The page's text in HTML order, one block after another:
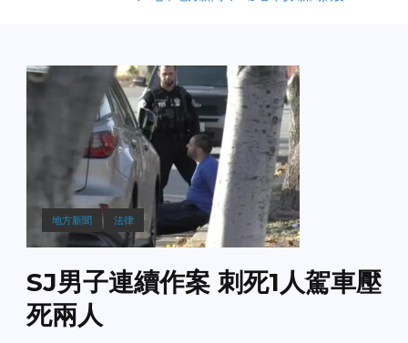
地方新聞 法律
SJ男子連續作案 刺死1人駕車壓
死兩人